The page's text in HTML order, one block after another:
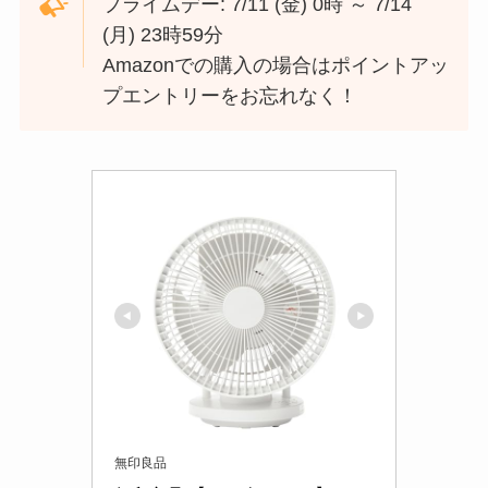
(月) 23時59分
Amazonでの購入の場合はポイントアッ
プエントリーをお忘れなく！
無印良品